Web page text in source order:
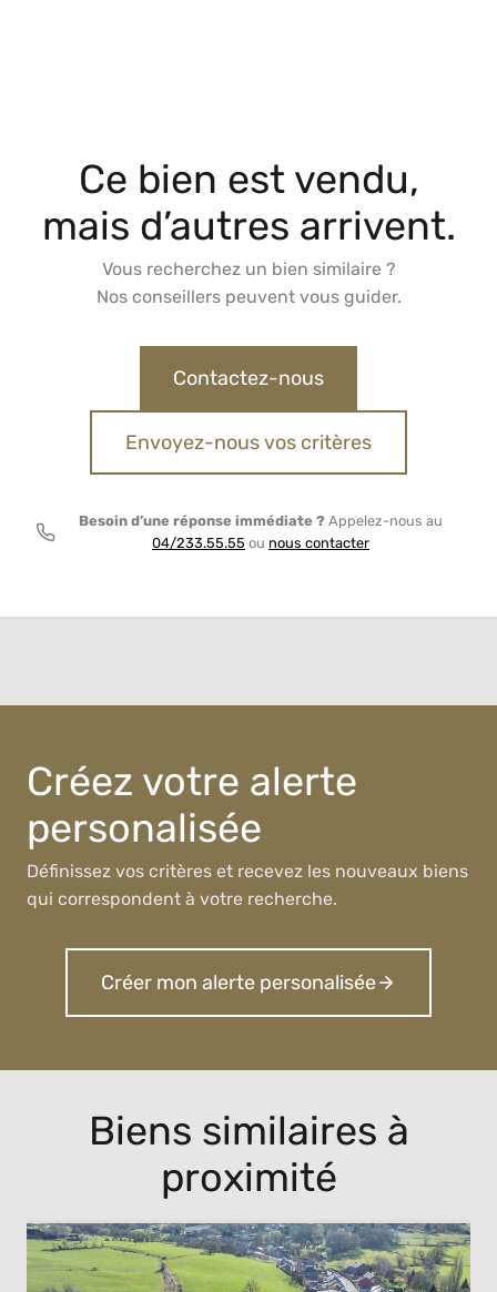
Ce bien est vendu,
mais d’autres arrivent.
Vous recherchez un bien similaire ?
Nos conseillers peuvent vous guider.
Contactez-nous
Envoyez-nous vos critères
Besoin d’une réponse immédiate ? Appelez-nous au
04/233.55.55 ou nous contacter
Créez votre alerte
personalisée
Définissez vos critères et recevez les nouveaux biens
qui correspondent à votre recherche.
Créer mon alerte personalisée
Biens similaires à
proximité